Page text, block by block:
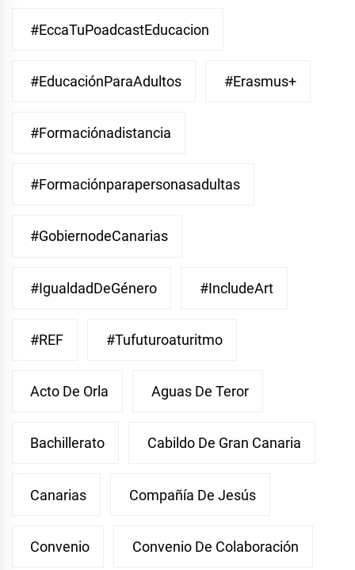
#EccaTuPoadcastEducacion
#EducaciónParaAdultos #Erasmus+
#Formaciónadistancia
#Formaciónparapersonasadultas
#GobiernodeCanarias
#IgualdadDeGénero #IncludeArt
#REF #Tufuturoaturitmo
Acto De Orla Aguas De Teror
Bachillerato Cabildo De Gran Canaria
Canarias Compañía De Jesús
Convenio Convenio De Colaboración